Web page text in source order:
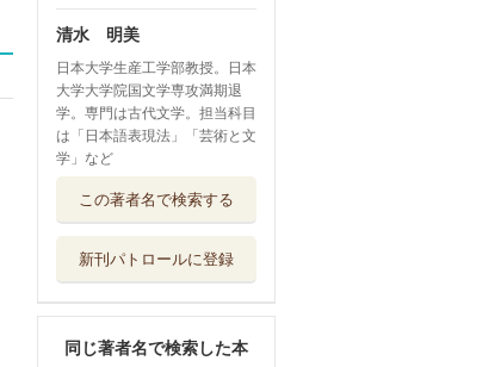
清水 明美
日本大学生産工学部教授。日本
大学大学院国文学専攻満期退
学。専門は古代文学。担当科目
は「日本語表現法」「芸術と文
学」など
この著者名で検索する
新刊パトロールに登録
同じ著者名で検索した本
題集Ｎ３カタカ...
生きる意味 キリ
オリエンス宗教...
コレクション日本